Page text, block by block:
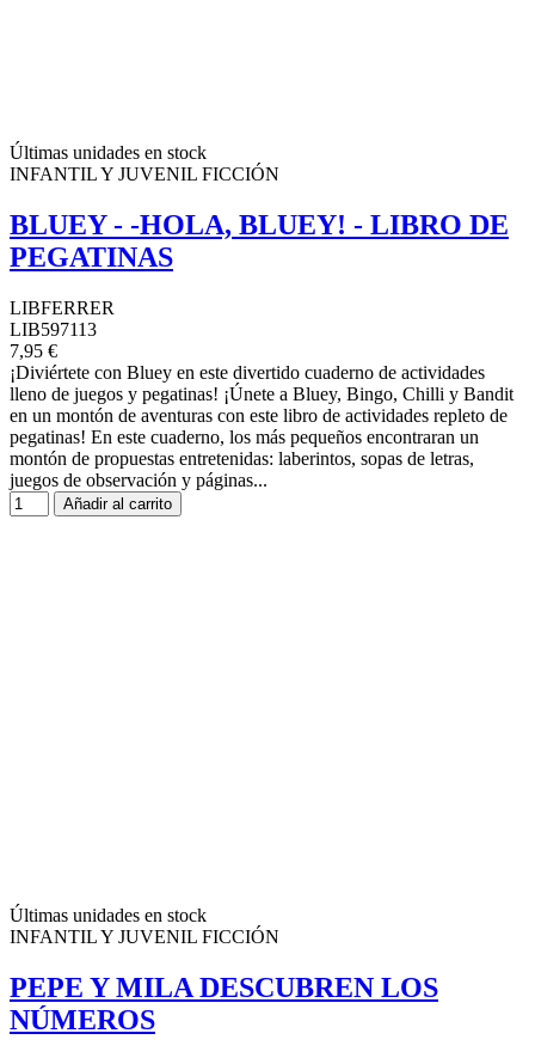
Últimas unidades en stock
INFANTIL Y JUVENIL FICCIÓN
BLUEY - -HOLA, BLUEY! - LIBRO DE
PEGATINAS
LIBFERRER
LIB597113
7,95 €
¡Diviértete con Bluey en este divertido cuaderno de actividades
lleno de juegos y pegatinas! ¡Únete a Bluey, Bingo, Chilli y Bandit
en un montón de aventuras con este libro de actividades repleto de
pegatinas! En este cuaderno, los más pequeños encontraran un
montón de propuestas entretenidas: laberintos, sopas de letras,
juegos de observación y páginas...
Añadir al carrito
Últimas unidades en stock
INFANTIL Y JUVENIL FICCIÓN
PEPE Y MILA DESCUBREN LOS
NÚMEROS